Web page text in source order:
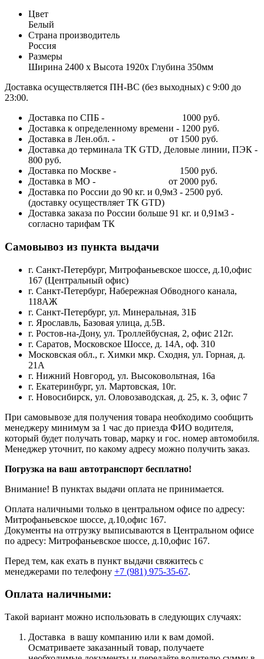
Цвет
Белый
Страна производитель
Россия
Размеры
Ширина 2400 х Высота 1920х Глубина 350мм
Доставка осуществляется ПН-ВС (без выходных) с 9:00 до
23:00.
Доставка по СПБ - 1000 руб.
Доставка к определенному времени - 1200 руб.
Доставка в Лен.обл. - от 1500 руб.
Доставка до терминала ТК GTD, Деловые линии, ПЭК -
800 руб.
Доставка по Москве - 1500 руб.
Доставка в МО - от 2000 руб.
Доставка по России до 90 кг. и 0,9м3 - 2500 руб.
(доставку осуществляет ТК GTD)
Доставка заказа по России больше 91 кг. и 0,91м3 -
согласно тарифам ТК
Самовывоз из пункта выдачи
г. Санкт-Петербург, Митрофаньевское шоссе, д.10,офис
167 (Центральный офис)
г. Санкт-Петербург, Набережная Обводного канала,
118АЖ
г. Санкт-Петербург, ул. Минеральная, 31Б
г. Ярославль, Базовая улица, д.5В.
г. Ростов-на-Дону, ул. Троллейбусная, 2, офис 212г.
г. Саратов, Московское Шоссе, д. 14А, оф. 310
Московская обл., г. Химки мкр. Сходня, ул. Горная, д.
21А
г. Нижний Новгород, ул. Высоковольтная, 16а
г. Екатеринбург, ул. Мартовская, 10г.
г. Новосибирск, ул. Оловозаводская, д. 25, к. 3, офис 7
При самовывозе для получения товара необходимо сообщить
менеджеру минимум за 1 час до приезда ФИО водителя,
который будет получать товар, марку и гос. номер автомобиля.
Менеджер уточнит, по какому адресу можно получить заказ.
Погрузка на ваш автотранспорт бесплатно!
Внимание! В пунктах выдачи оплата не принимается.
Оплата наличными только в центральном офисе по адресу:
Митрофаньевское шоссе, д.10,офис 167.
Документы на отгрузку выписываются в Центральном офисе
по адресу: Митрофаньевское шоссе, д.10,офис 167.
Перед тем, как ехать в пункт выдачи свяжитесь с
менеджерами по телефону +7 (981) 975-35-67.
Оплата наличными:
Такой вариант можно использовать в следующих случаях:
Доставка в вашу компанию или к вам домой.
Осматриваете заказанный товар, получаете